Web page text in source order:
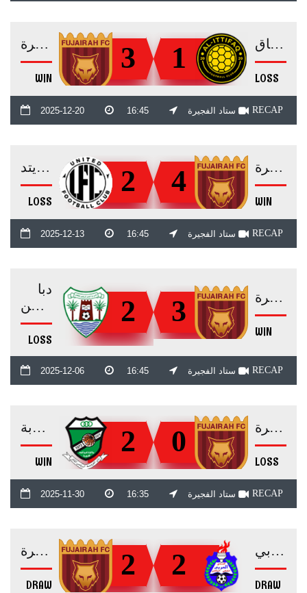
3 الفجيرة
WIN
1 الاتفاق
LOSS
2025-12-20 16:45 ستاد الفجيرة RECAP
2 يونايتد
LOSS
4 الفجيرة
WIN
2025-12-13 16:45 ستاد الفجيرة RECAP
2
دبا
الحصن
LOSS
3 الفجيرة
WIN
2025-12-06 16:45 ستاد الفجيرة RECAP
2 العروبة
WIN
0 الفجيرة
LOSS
2025-11-30 16:35 ستاد الفجيرة RECAP
2 الفجيرة
DRAW
2 العربي
DRAW